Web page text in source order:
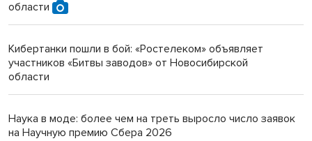
Инвалид получил условный срок за избиение врачей
протезом под Новосибирском
Новосибирский преподаватель с женой вошли в топ-16
многодетных в России
Обновлённое отделение ВТБ открылось в Искитиме
области
Кибертанки пошли в бой: «Ростелеком» объявляет
участников «Битвы заводов» от Новосибирской
области
Наука в моде: более чем на треть выросло число заявок
на Научную премию Сбера 2026